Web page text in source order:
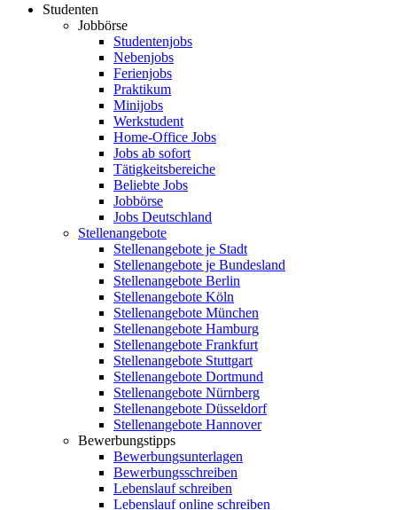
Studenten
Jobbörse
Studentenjobs
Nebenjobs
Ferienjobs
Praktikum
Minijobs
Werkstudent
Home-Office Jobs
Jobs ab sofort
Tätigkeitsbereiche
Beliebte Jobs
Jobbörse
Jobs Deutschland
Stellenangebote
Stellenangebote je Stadt
Stellenangebote je Bundesland
Stellenangebote Berlin
Stellenangebote Köln
Stellenangebote München
Stellenangebote Hamburg
Stellenangebote Frankfurt
Stellenangebote Stuttgart
Stellenangebote Dortmund
Stellenangebote Nürnberg
Stellenangebote Düsseldorf
Stellenangebote Hannover
Bewerbungstipps
Bewerbungsunterlagen
Bewerbungsschreiben
Lebenslauf schreiben
Lebenslauf online schreiben